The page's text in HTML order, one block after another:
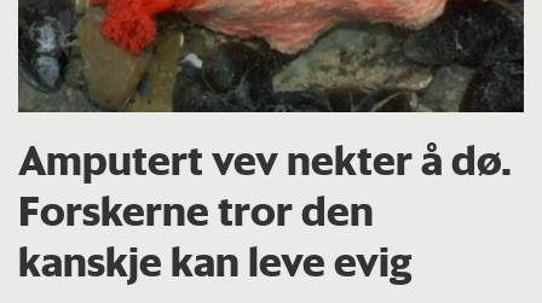
Amputert vev nekter å dø.
Forskerne tror den
kanskje kan leve evig